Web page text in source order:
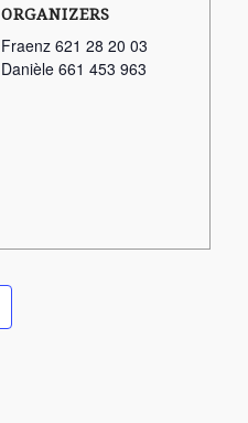
ORGANIZERS
Fraenz 621 28 20 03
Danièle 661 453 963